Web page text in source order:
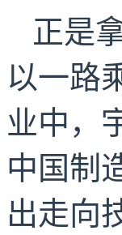
正是
以一路
业中，
中国制
出走向